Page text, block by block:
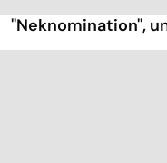
''Neknomination'',